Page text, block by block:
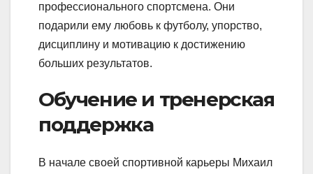
профессионального спортсмена. Они
подарили ему любовь к футболу, упорство,
дисциплину и мотивацию к достижению
больших результатов.
Обучение и тренерская
поддержка
В начале своей спортивной карьеры Михаил